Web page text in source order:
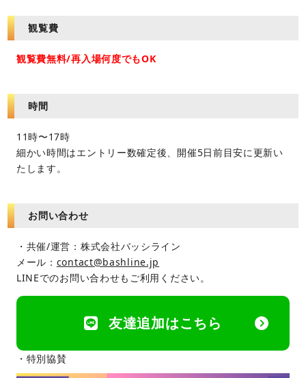
観覧費
観覧費無料/再入場何度でもOK
時間
11時〜17時
細かい時間はエントリー数確定後、開催5日前目安に更新い
たします。
お問い合わせ
・共催/運営：株式会社バッシライン
メール： contact@bashline.jp
LINEでのお問い合わせもご利用ください。
友達追加はこちら
・特別協賛